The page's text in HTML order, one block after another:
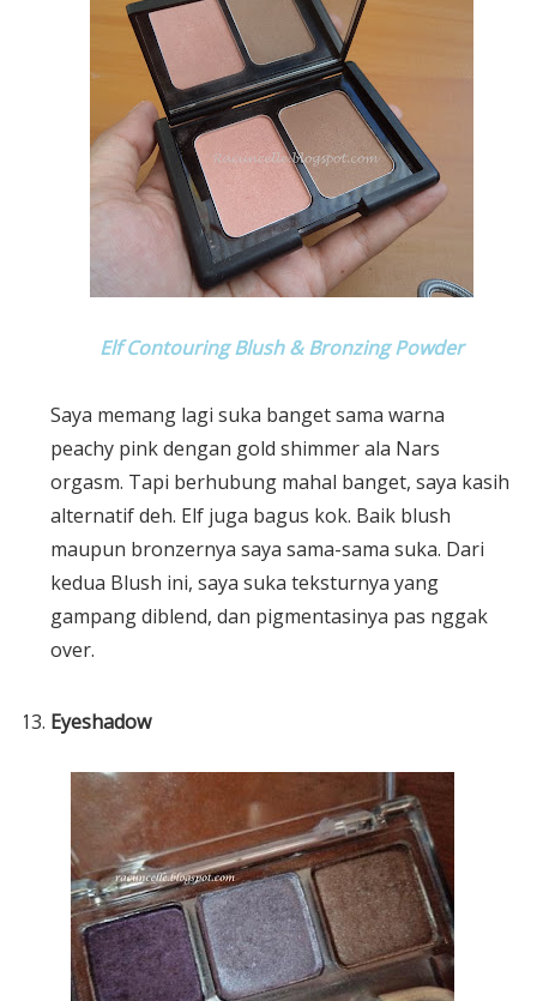
Elf Contouring Blush & Bronzing Powder
Saya memang lagi suka banget sama warna
peachy pink dengan gold shimmer ala Nars
orgasm. Tapi berhubung mahal banget, saya kasih
alternatif deh. Elf juga bagus kok. Baik blush
maupun bronzernya saya sama-sama suka. Dari
kedua Blush ini, saya suka teksturnya yang
gampang diblend, dan pigmentasinya pas nggak
over.
Eyeshadow